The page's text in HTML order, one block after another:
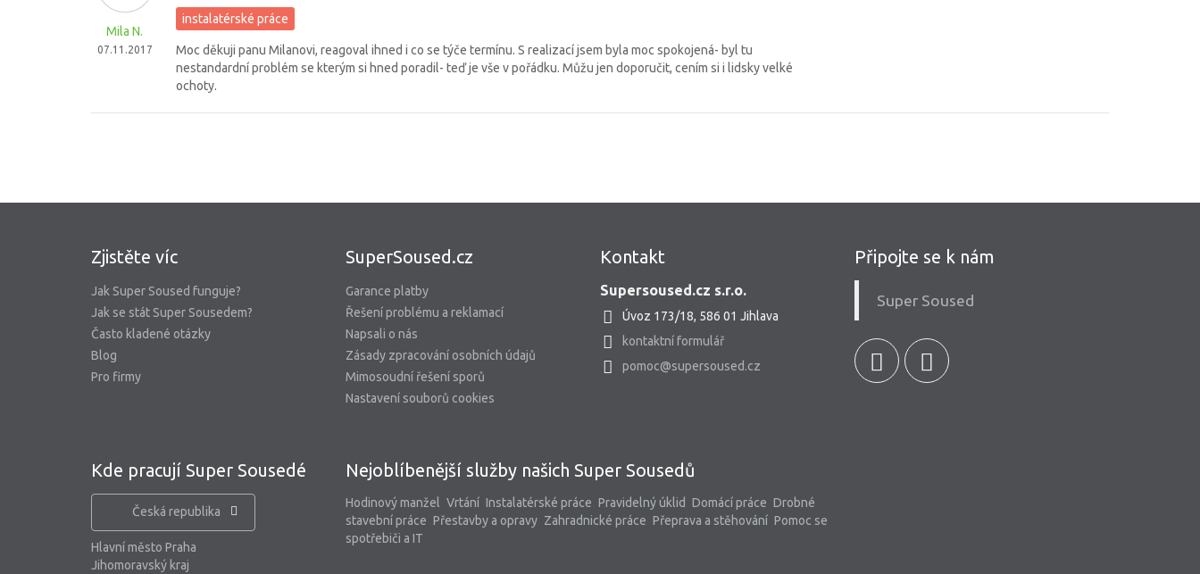
Mila N.
07.11.2017
instalatérské práce
Moc děkuji panu Milanovi, reagoval ihned i co se týče termínu. S realizací jsem byla moc spokojená- byl tu
nestandardní problém se kterým si hned poradil- teď je vše v pořádku. Můžu jen doporučit, cením si i lidsky velké
ochoty.
Zjistěte víc
Jak Super Soused funguje?
Jak se stát Super Sousedem?
Často kladené otázky
Blog
Pro firmy
SuperSoused.cz
Garance platby
Řešení problému a reklamací
Napsali o nás
Zásady zpracování osobních údajů
Mimosoudní řešení sporů
Nastavení souborů cookies
Kontakt
Supersoused.cz s.r.o.
Úvoz 173/18, 586 01 Jihlava
kontaktní formulář
pomoc@supersoused.cz
Kde pracují Super Sousedé
Česká republika
Hlavní město Praha
Jihomoravský kraj
Nejoblíbenější služby našich Super Sousedů
Hodinový manžel Vrtání Instalatérské práce Pravidelný úklid Domácí práce Drobné
stavební práce Přestavby a opravy Zahradnické práce Přeprava a stěhování Pomoc se
spotřebiči a IT
Připojte se k nám
Super Soused